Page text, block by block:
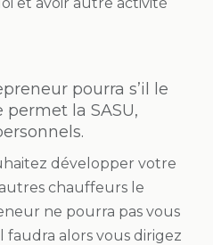
pourra s’il le
la SASU,
développer votre
chauffeurs le
ne pourra pas vous
faudra alors vous dirigez